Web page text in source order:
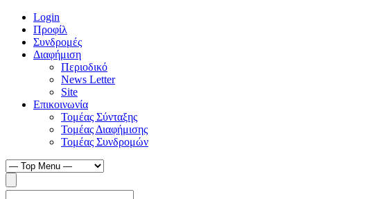
Login
Προφίλ
Συνδρομές
Διαφήμιση
Περιοδικό
News Letter
Site
Επικοινωνία
Τομέας Σύνταξης
Τομέας Διαφήμισης
Τομέας Συνδρομών